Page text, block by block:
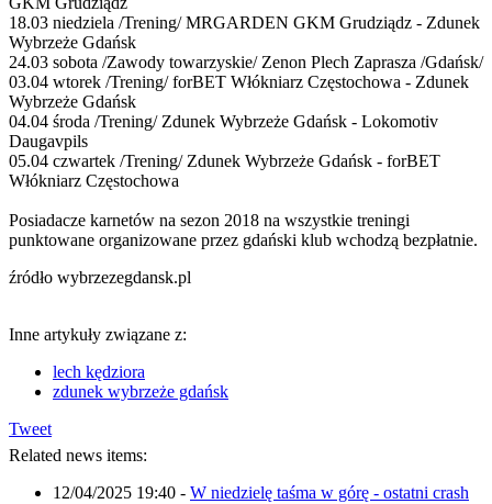
18.03 niedziela /Trening/ MRGARDEN GKM Grudziądz - Zdunek
Wybrzeże Gdańsk
24.03 sobota /Zawody towarzyskie/ Zenon Plech Zaprasza /Gdańsk/
03.04 wtorek /Trening/ forBET Włókniarz Częstochowa - Zdunek
Wybrzeże Gdańsk
04.04 środa /Trening/ Zdunek Wybrzeże Gdańsk - Lokomotiv
Daugavpils
05.04 czwartek /Trening/ Zdunek Wybrzeże Gdańsk - forBET
Włókniarz Częstochowa
Posiadacze karnetów na sezon 2018 na wszystkie treningi
punktowane organizowane przez gdański klub wchodzą bezpłatnie.
źródło wybrzezegdansk.pl
Inne artykuły związane z:
lech kędziora
zdunek wybrzeże gdańsk
Tweet
Related news items:
12/04/2025 19:40 - W niedzielę taśma w górę - ostatni crash